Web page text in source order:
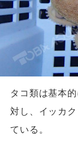
タコ類は基本
対し、イッカ
ている。